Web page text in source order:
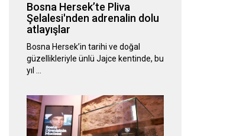
Bosna Hersek’te Pliva
Şelalesi'nden adrenalin dolu
atlayışlar
Bosna Hersek’in tarihi ve doğal
güzellikleriyle ünlü Jajce kentinde, bu
yıl …